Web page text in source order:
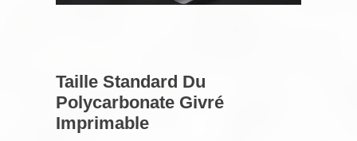
Taille Standard Du
Polycarbonate Givré
Imprimable